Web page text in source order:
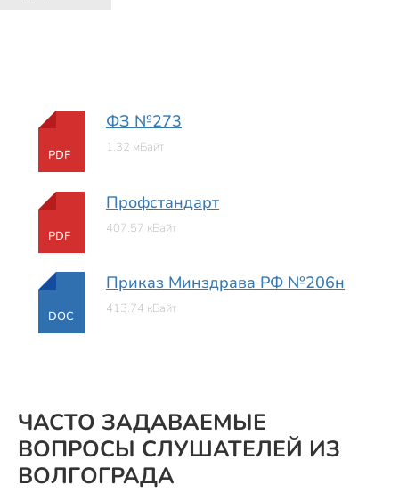
PDF
ФЗ №273
1.32 мБайт
PDF
Профстандарт
407.57 кБайт
DOC
Приказ Минздрава РФ №206н
413.74 кБайт
ЧАСТО ЗАДАВАЕМЫЕ
ВОПРОСЫ СЛУШАТЕЛЕЙ ИЗ
ВОЛГОГРАДА